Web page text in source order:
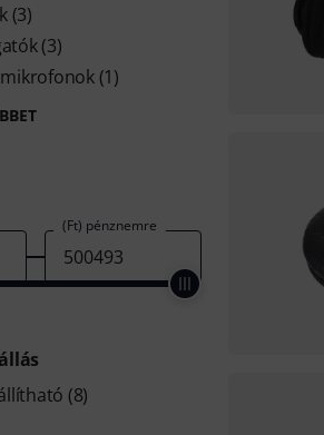
(3)
(3)
(1)
(Ft) pénznemre
(8)